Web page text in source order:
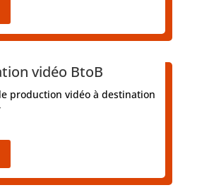
vidéo BtoB
production vidéo à destination